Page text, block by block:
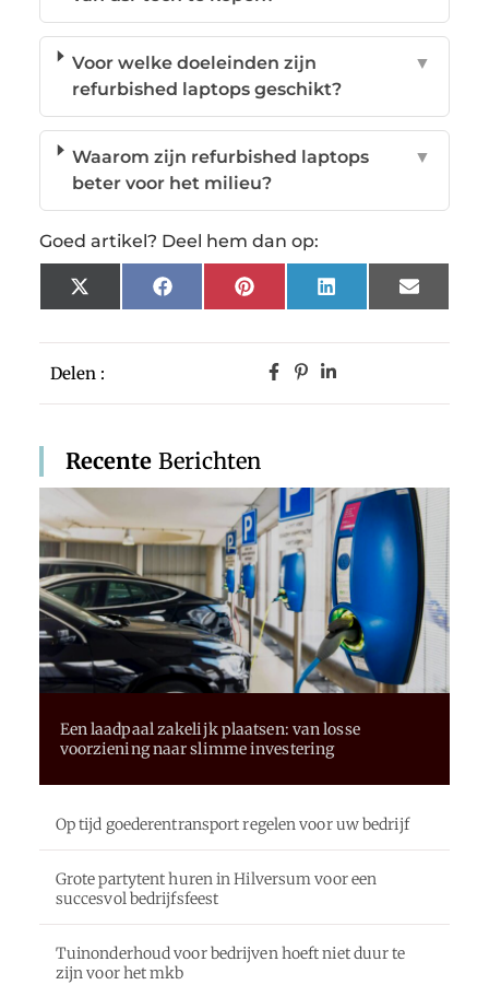
Delen :
Recente Berichten
Een laadpaal zakelijk plaatsen: van losse
voorziening naar slimme investering
Op tijd goederentransport regelen voor uw bedrijf
Grote partytent huren in Hilversum voor een
succesvol bedrijfsfeest
Tuinonderhoud voor bedrijven hoeft niet duur te
zijn voor het mkb
Voor welke doeleinden zijn
refurbished laptops geschikt?
▼
Waarom zijn refurbished laptops
beter voor het milieu?
▼
Goed artikel? Deel hem dan op:
X
(Twitter)
FacebookPinterestLinkedInEmail